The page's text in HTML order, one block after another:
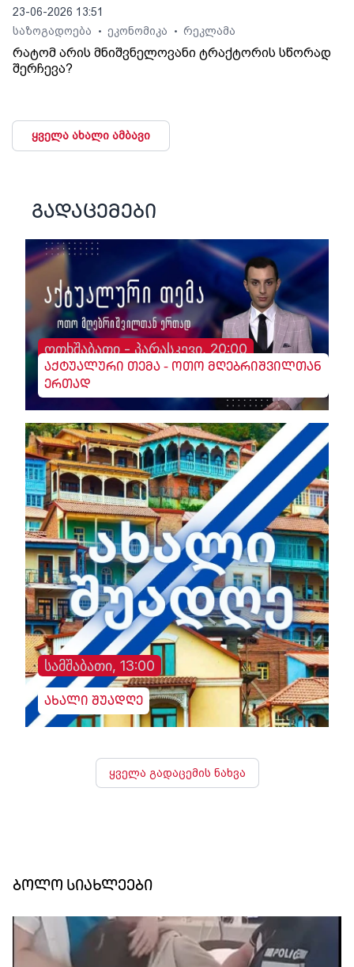
23-06-2026 13:51
საზოგადოება
• ეკონომიკა • რეკლამა
რატომ არის მნიშვნელოვანი ტრაქტორის სწორად
შერჩევა?
ყველა ახალი ამბავი
გადაცემები
ოთხშაბათი - პარასკევი, 20:00
აქტუალური თემა - ოთო მღებრიშვილთან
ერთად
სამშაბათი, 13:00
ახალი შუადღე
ყველა გადაცემის ნახვა
ბოლო სიახლეები